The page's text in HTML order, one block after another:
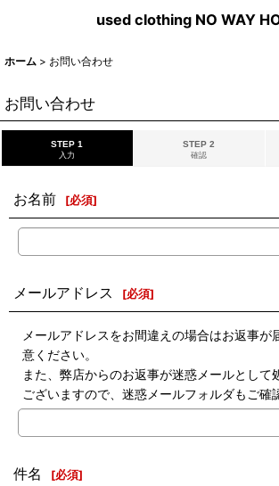
used clothing NO WAY
ホーム > お問い合わせ
お問い合わせ
STEP 1
入力
STEP 2
確認
お名前 [必須]
メールアドレス [必須]
メールアドレスをお間違えの場合はお返事が
意ください。
また、弊店からのお返事が迷惑メールとして
ございますので、迷惑メールフォルダもご確
件名 [必須]